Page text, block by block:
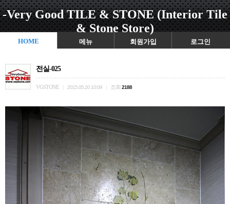
-Very Good TILE & STONE (Interior Tile
& Stone Store)
HOME 메뉴 회원가입 로그인
전실-025
VGSTONE 2015.05.20 10:09 조회 2188